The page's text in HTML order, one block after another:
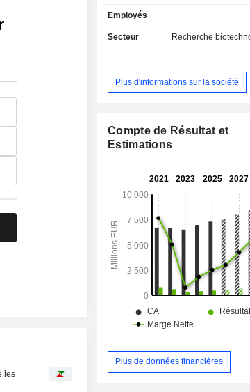
les
alimentaires, pharmaceutiques,
d'hygiène. A fin 2025, Eurofins Scientific SE
détient un portefeuille de plus
laboratoires dans le monde. La répartition
géographique du CA est la
Employés
Secteur
Recherche
Plus d'informations sur la société
Compte de Résultat et
Estimations
Plus de données financières